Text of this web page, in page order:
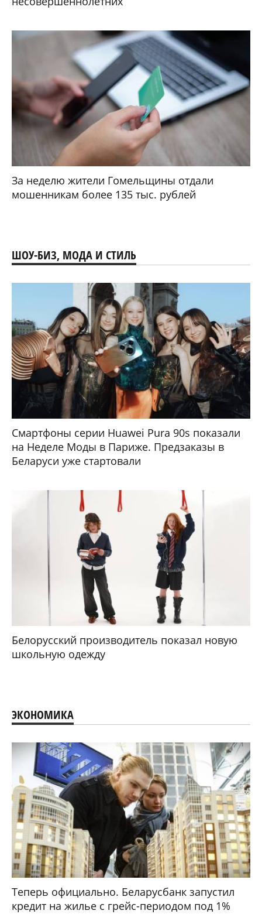
За неделю жители Гомельщины отдали
мошенникам более 135 тыс. рублей
ШОУ-БИЗ, МОДА И СТИЛЬ
Смартфоны серии Huawei Pura 90s показали
на Неделе Моды в Париже. Предзаказы в
Беларуси уже стартовали
Белорусский производитель показал новую
школьную одежду
ЭКОНОМИКА
Теперь официально. Беларусбанк запустил
кредит на жилье с грейс-периодом под 1%